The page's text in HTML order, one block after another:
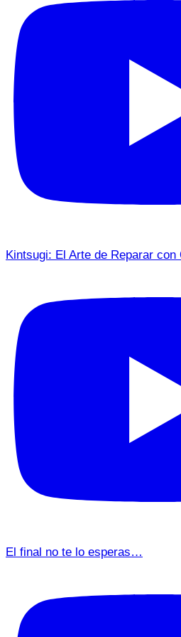
Kintsugi: El Arte de Reparar
El final no te lo esperas…